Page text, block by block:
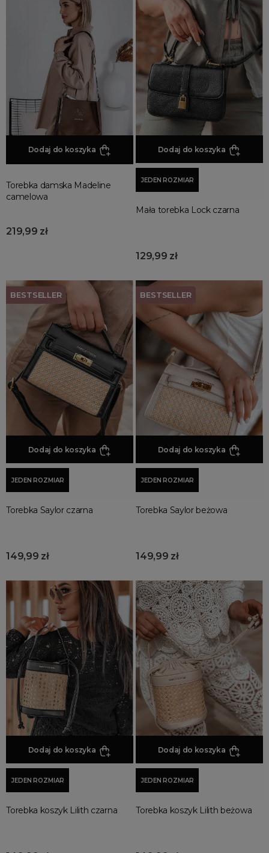
Dodaj do koszyka
Torebka damska Madeline
camelowa
219,99 zł
Dodaj do koszyka
JEDEN ROZMIAR
Mała torebka Lock czarna
129,99 zł
Dodaj do koszyka
JEDEN ROZMIAR
Torebka Saylor czarna
149,99 zł
BESTSELLER
Dodaj do koszyka
JEDEN ROZMIAR
Torebka Saylor beżowa
149,99 zł
BESTSELLER
Dodaj do koszyka
JEDEN ROZMIAR
Torebka koszyk Lilith czarna
Dodaj do koszyka
JEDEN ROZMIAR
Torebka koszyk Lilith beżowa